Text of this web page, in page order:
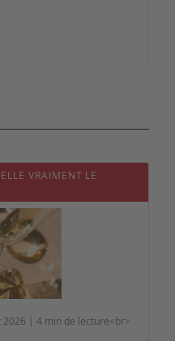
VRAIMENT LE
2026 | 4 min de lecture<br>